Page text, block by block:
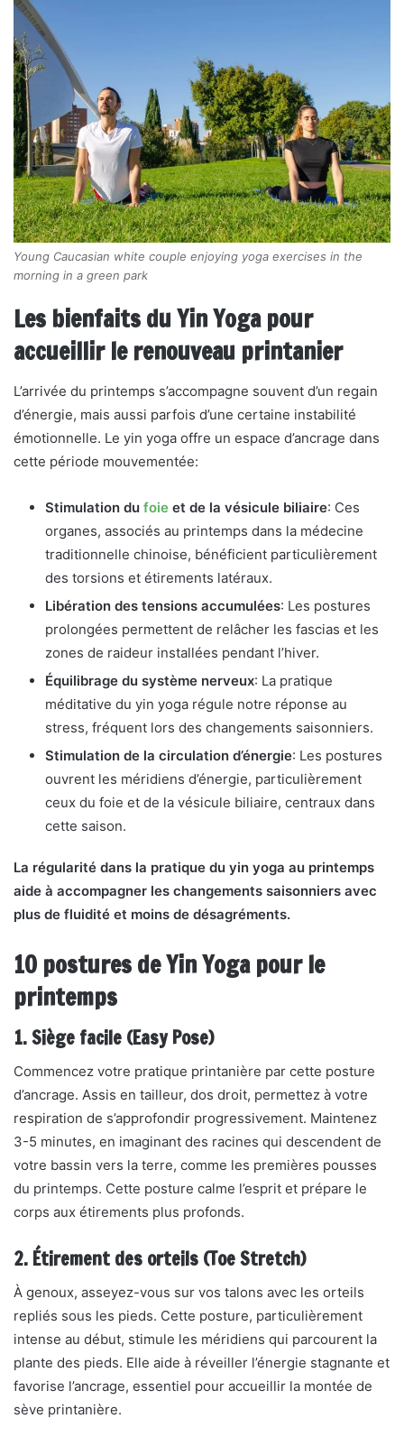
Young Caucasian white couple enjoying yoga exercises in the
morning in a green park
Les bienfaits du Yin Yoga pour
accueillir le renouveau printanier
L’arrivée du printemps s’accompagne souvent d’un regain
d’énergie, mais aussi parfois d’une certaine instabilité
émotionnelle. Le yin yoga offre un espace d’ancrage dans
cette période mouvementée:
Stimulation du foie et de la vésicule biliaire: Ces
organes, associés au printemps dans la médecine
traditionnelle chinoise, bénéficient particulièrement
des torsions et étirements latéraux.
Libération des tensions accumulées: Les postures
prolongées permettent de relâcher les fascias et les
zones de raideur installées pendant l’hiver.
Équilibrage du système nerveux: La pratique
méditative du yin yoga régule notre réponse au
stress, fréquent lors des changements saisonniers.
Stimulation de la circulation d’énergie: Les postures
ouvrent les méridiens d’énergie, particulièrement
ceux du foie et de la vésicule biliaire, centraux dans
cette saison.
La régularité dans la pratique du yin yoga au printemps
aide à accompagner les changements saisonniers avec
plus de fluidité et moins de désagréments.
10 postures de Yin Yoga pour le
printemps
1. Siège facile (Easy Pose)
Commencez votre pratique printanière par cette posture
d’ancrage. Assis en tailleur, dos droit, permettez à votre
respiration de s’approfondir progressivement. Maintenez
3-5 minutes, en imaginant des racines qui descendent de
votre bassin vers la terre, comme les premières pousses
du printemps. Cette posture calme l’esprit et prépare le
corps aux étirements plus profonds.
2. Étirement des orteils (Toe Stretch)
À genoux, asseyez-vous sur vos talons avec les orteils
repliés sous les pieds. Cette posture, particulièrement
intense au début, stimule les méridiens qui parcourent la
plante des pieds. Elle aide à réveiller l’énergie stagnante et
favorise l’ancrage, essentiel pour accueillir la montée de
sève printanière.